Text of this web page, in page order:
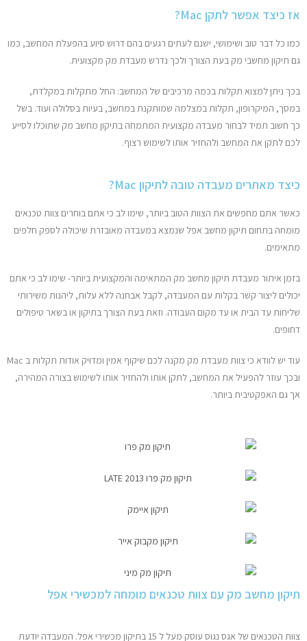
אז כיצד אפשר לתקן Mac?
כמו כל דבר טוב ושימושי, ישנם לעתים רגעים בהם דרוש סיוע בהפעלת המחשב, כמו
גם תיקון מחשבי מק בעת הצורך ולכך נדרש מעבדת מק מקצועית.
בכך ניתן למצוא תקלות בכמה מרכיבים של המחשב: החל מתקלות במקלדת,
במסך, המיקרופון, תקלות במצלמה שמותקנת במחשב, בעיות בסלולה ועוד. בשל
כך חשוב תמיד לבחור מעבדה מקצועית המתמחה בתיקון מחשב מק שתוכלו לסייע
לכם לתקן את המחשב ולהחזיר אותו לשימוש רצוף.
כיצד מאתרים מעבדה טובה לתיקון Mac?
כאשר אתם מחפשים את הצוות הטוב ביותר, שימו לב כי אתם בוחרים צוות טכנאים
מומחה בתחום תיקון מחשב אפל שנמצא במעבדה מאובזרת שיכולה לספק חלפים
מתאימים.
בזמן איתור מעבדת תיקון מחשב מק המתאימה והמקצועית ביותר- שימו לב כי אתם
יכולים ליצור קשר בקלות עם המעבדה, לקבל אבחנה ללא עלות, ליהנות משירותי
שליחות עד הבית או עד מקום העבודה. וזאת בעת הצורך בתיקון או בשאר טיפולים
דחופים.
עוד יש לוודא כי צוות מעבדת מק מקנה לכם שיקוף אמין ומדויק אודות תקלות ב Mac
ובכך עוזר להפעיל את המחשב, לתקן אותו ולהחזיר אותו לשימוש בצורה המהירה,
אך גם האפקטיבית ביותר.
תיקון מחשב מק עם צוות טכנאים מומחה למכשירי אפל
צוות הטכנאים של אגס נגוס עוסק מעל ל 15 בתיקון מכשירי אפל. המעבדה יודעת